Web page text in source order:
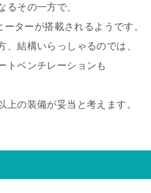
その一方で、
ターが搭載されるようです。
、結構いらっしゃるのでは、
トベンチレーションも
の装備が妥当と考えます。